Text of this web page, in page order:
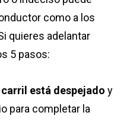
como a los
quieres adelantar
5 pasos:
está despejado y
para completar la